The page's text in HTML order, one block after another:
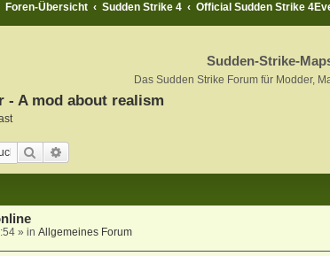
Foren-Übersicht Sudden Strike 4 Official Sudden Strike
Sudden-Strike-
Das Sudden Strike Forum für Modder,
- A mod about realism
Suche
» in Allgemeines Forum